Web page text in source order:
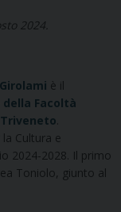
2024.
è il
della Facoltà
.
Cultura e
2024-2028. Il primo
Toniolo, giunto al